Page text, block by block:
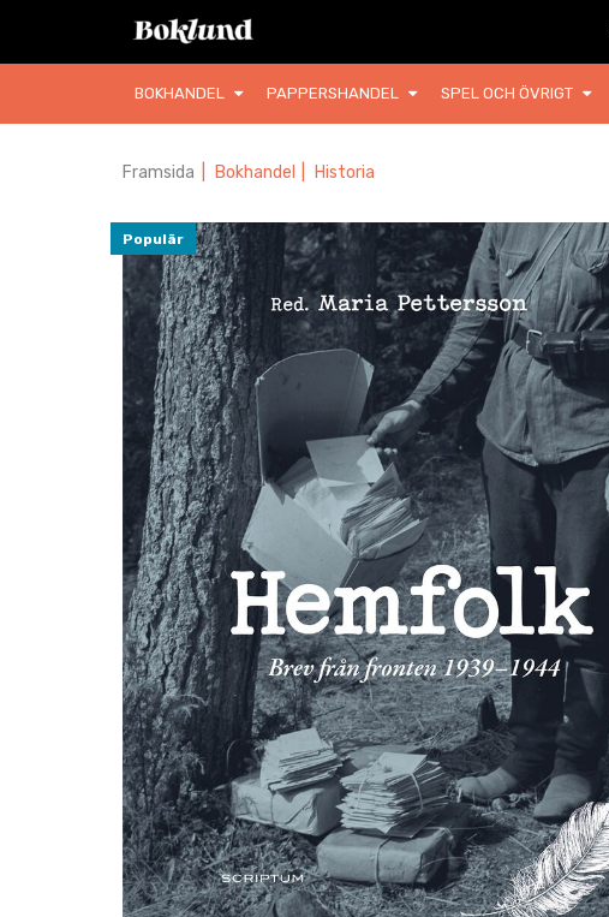
BOKHANDEL PAPPERSHANDEL SPEL OCH ÖVRIGT
Framsida Bokhandel Historia
Populär